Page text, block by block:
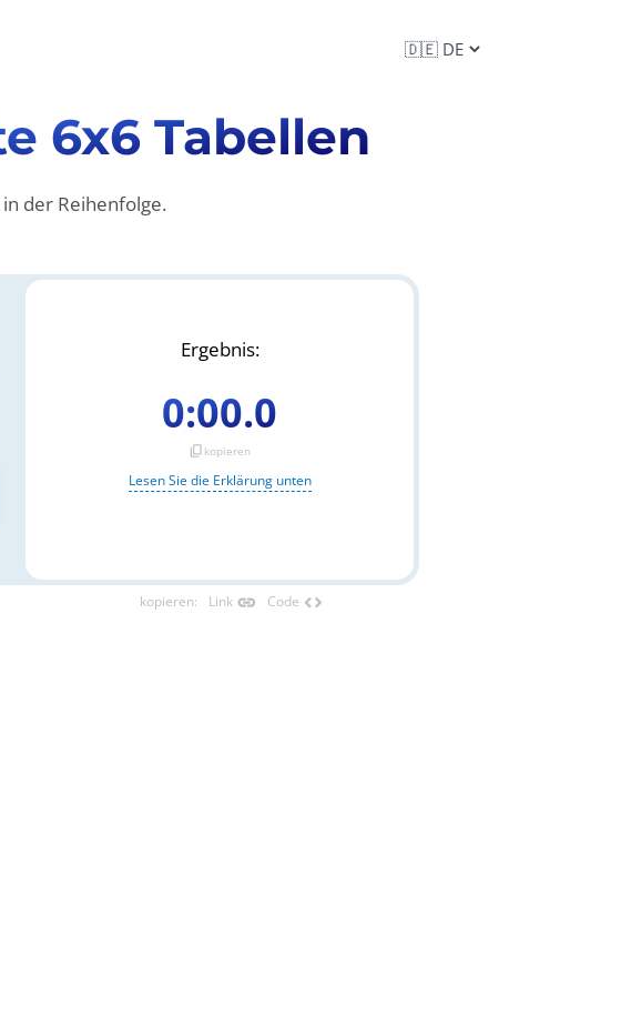
6x6 Tabellen
der Reihenfolge.
Ergebnis:
0:00.0
content_copy kopieren
Lesen Sie die Erklärung unten
kopieren: Link link Code code